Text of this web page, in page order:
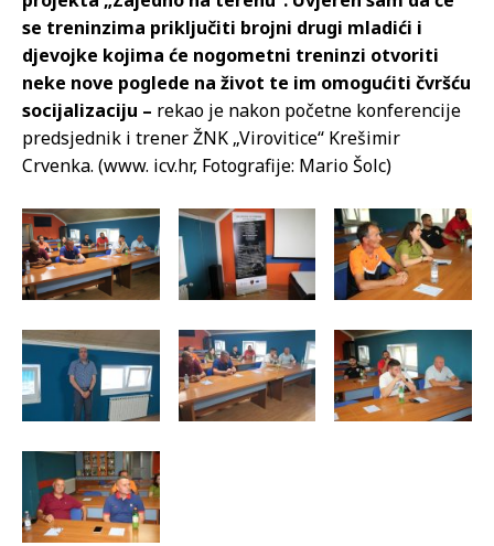
se treninzima priključiti brojni drugi mladići i
djevojke kojima će nogometni treninzi otvoriti
neke nove poglede na život te im omogućiti čvršću
socijalizaciju – rekao je nakon početne konferencije
predsjednik i trener ŽNK „Virovitice“ Krešimir
Crvenka. (www. icv.hr, Fotografije: Mario Šolc)